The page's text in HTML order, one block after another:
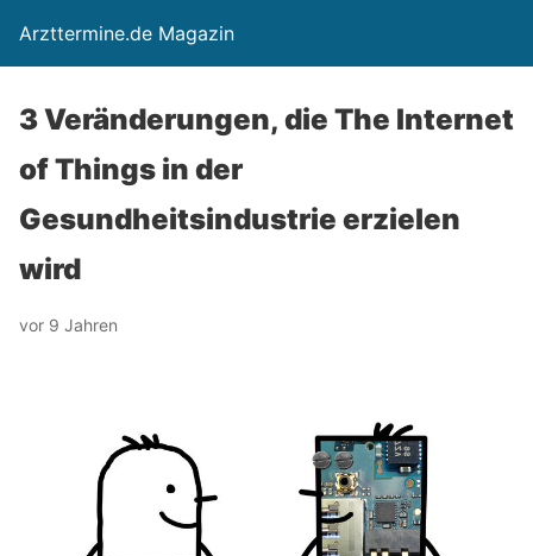
Arzttermine.de Magazin
3 Veränderungen, die The Internet
of Things in der
Gesundheitsindustrie erzielen
wird
vor 9 Jahren